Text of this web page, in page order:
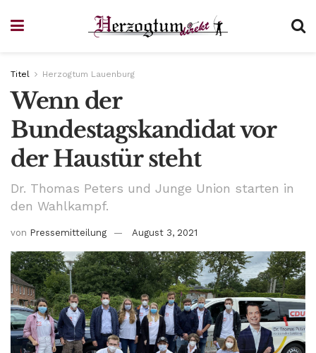
Titel Herzogtum Lauenburg
Wenn der
Bundestagskandidat vor
der Haustür steht
Dr. Thomas Peters und Junge Union starten in
den Wahlkampf.
von Pressemitteilung August 3, 2021